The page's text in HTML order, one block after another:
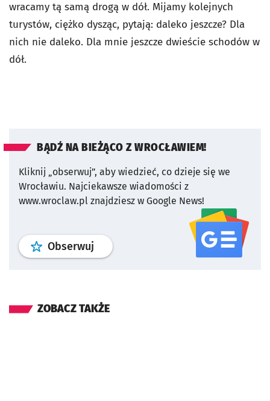
wracamy tą samą drogą w dół. Mijamy kolejnych
turystów, ciężko dysząc, pytają: daleko jeszcze? Dla
nich nie daleko. Dla mnie jeszcze dwieście schodów w
dół.
BĄDŹ NA BIEŻĄCO Z WROCŁAWIEM!
Kliknij „obserwuj”, aby wiedzieć, co dzieje się we
Wrocławiu. Najciekawsze wiadomości z
www.wroclaw.pl znajdziesz w Google News!
Obserwuj profil serwisu
ZOBACZ TAKŻE